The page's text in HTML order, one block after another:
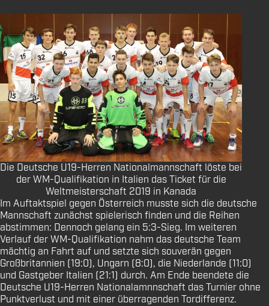
Die Deutsche U19-Herren Nationalmannschaft löste bei
der WM-Qualifikation in Italien das Ticket für die
Weltmeisterschaft 2019 in Kanada
Im Auftaktspiel gegen Österreich musste sich die deutsche
Mannschaft zunächst spielerisch finden und die Reihen
abstimmen: Dennoch gelang ein 5:3-Sieg. Im weiteren
Verlauf der WM-Qualifikation nahm das deutsche Team
mächtig an Fahrt auf und setzte sich souverän gegen
Großbritannien (19:0), Ungarn (8:0), die Niederlande (11:0)
und Gastgeber Italien (21:1) durch. Am Ende beendete die
Deutsche U19-Herren Nationalamnnschaft das Turnier ohne
Punktverlust und mit einer überragenden Tordifferenz.